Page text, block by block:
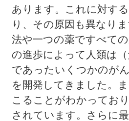
あります。これに対す
り、その原因も異なり
法や一つの薬ですべて
の進歩によって人類は
であったいくつかのが
を開発してきました。
こることがわかってお
されています。さらに